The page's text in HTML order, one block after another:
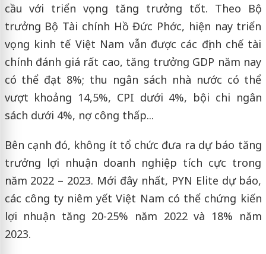
cầu với triển vọng tăng trưởng tốt. Theo Bộ
trưởng Bộ Tài chính Hồ Đức Phớc, hiện nay triển
vọng kinh tế Việt Nam vẫn được các định chế tài
chính đánh giá rất cao, tăng trưởng GDP năm nay
có thể đạt 8%; thu ngân sách nhà nước có thể
vượt khoảng 14,5%, CPI dưới 4%, bội chi ngân
sách dưới 4%, nợ công thấp...
Bên cạnh đó, không ít tổ chức đưa ra dự báo tăng
trưởng lợi nhuận doanh nghiệp tích cực trong
năm 2022 – 2023. Mới đây nhất, PYN Elite dự báo,
các công ty niêm yết Việt Nam có thể chứng kiến
lợi nhuận tăng 20-25% năm 2022 và 18% năm
2023.